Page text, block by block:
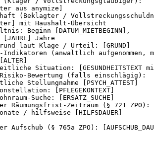
aus anymize]
(Beklagter /
mit Haushalt-Übersicht
Beginn [DATUM_MIETBEGINN],
[JAHRE] Jahre
laut Klage / Urteil: [GRUND]
(anwaltlich aufgenommen,
Situation: [GESUNDHEITSTEXT
Bewertung (falls einschlägig):
Stellungnahme [PSYCH_ATTEST]
[PFLEGEKONTEXT]
Suche: [ERSATZ_SUCHE]
Räumungsfrist-Zeitraum (§ 721 ZPO):
/ hilfsweise [HILFSDAUER]
Aufschub (§ 765a ZPO):